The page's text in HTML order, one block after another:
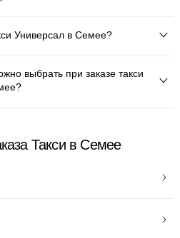
Универсал в Семее?
выбрать при заказе такси
Такси в Семее